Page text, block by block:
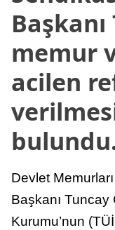
memur
acilen
Devlet
Başkanı
Kurumu’nun